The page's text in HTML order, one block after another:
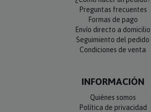
Preguntas frecuentes
Formas de pago
Envío directo a domicilio
Seguimiento del pedido
Condiciones de venta
INFORMACIÓN
Quiénes somos
Política de privacidad